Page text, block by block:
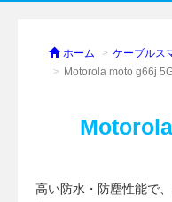
ホーム ケーブルス
Motorola moto g66j
高い防水・防塵性能で